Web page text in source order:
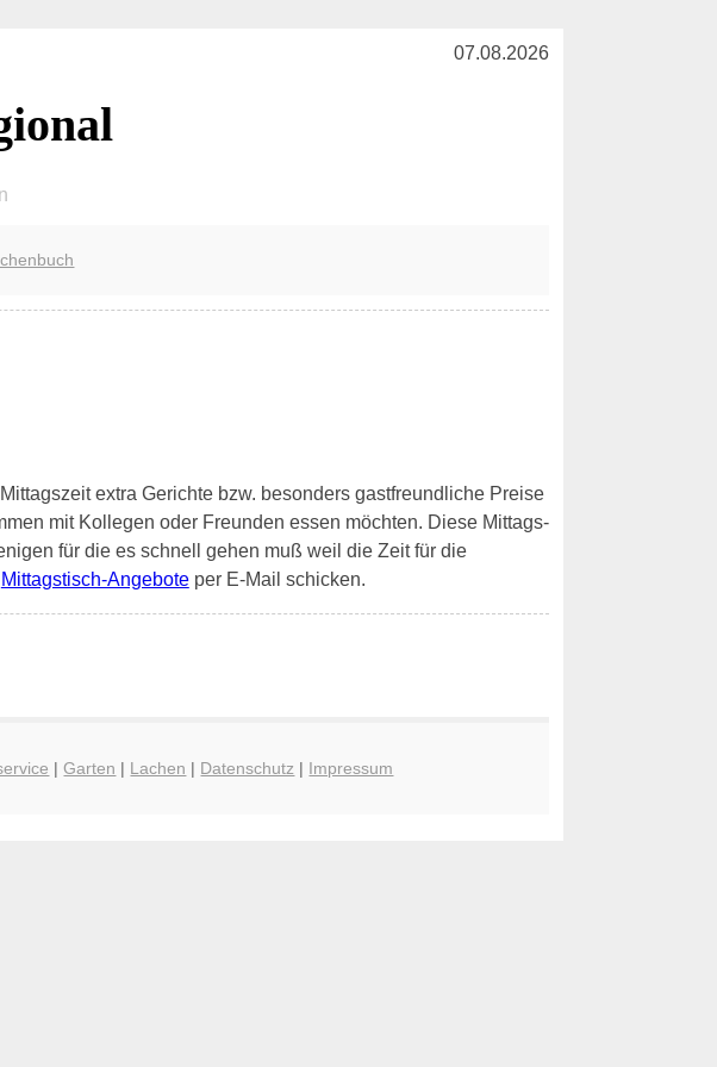
07.08.2026
extra Gerichte bzw. besonders gastfreundliche Preise
mit Kollegen oder Freunden essen möchten. Diese Mittags-
für die es schnell gehen muß weil die Zeit für die
Mittagstisch-Angeboteper E-Mail schicken.
|Garten | Lachen | Datenschutz | Impressum